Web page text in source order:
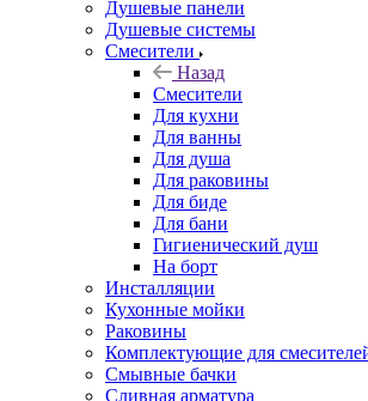
Душевые панели
Душевые системы
Смесители
Назад
Смесители
Для кухни
Для ванны
Для душа
Для раковины
Для биде
Для бани
Гигиенический душ
На борт
Инсталляции
Кухонные мойки
Раковины
Комплектующие для
Смывные бачки
Сливная арматура